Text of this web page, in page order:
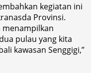
kegiatan ini
Provinsi.
menampilkan
pulau yang kita
kawasan Senggigi,”